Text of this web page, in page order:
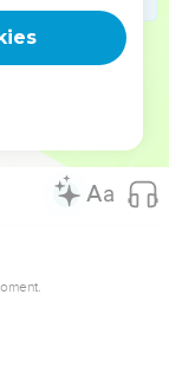
; et ils
jusqu'à